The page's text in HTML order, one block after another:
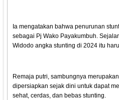
Ia mengatakan bahwa penurunan
sebagai Pj Wako Payakumbuh.
Widodo angka stunting di 2024 itu
Remaja putri, sambungnya
dipersiapkan sejak dini untuk dapat
sehat, cerdas, dan bebas stunting.